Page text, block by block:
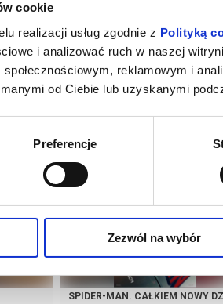
cookie
realizacji usług zgodnie z Polityką
i analizować ruch w naszej
reklamowym i
od Ciebie lub uzyskanymi
Preferencje
Zezwól na wybór
kup bilet
SPIDER-MAN. CAŁKIEM NOWY